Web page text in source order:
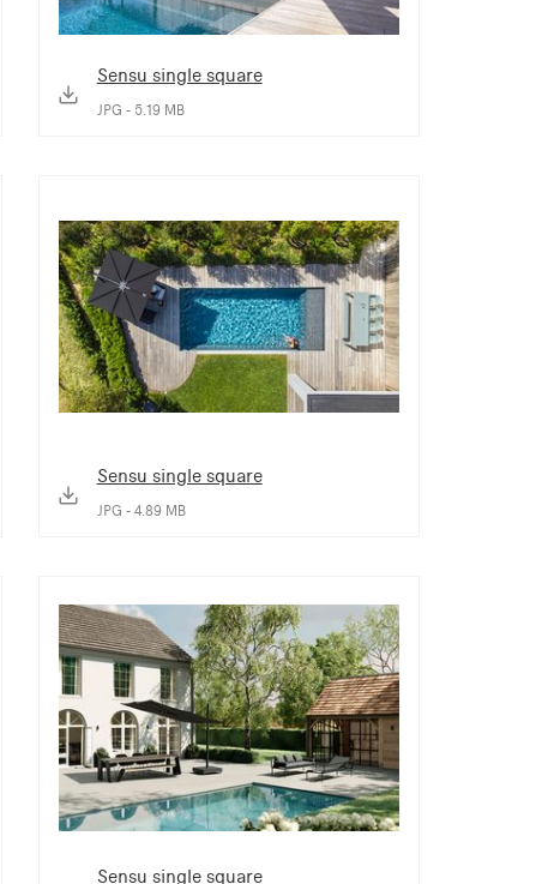
Sensu single square
JPG - 5.19 MB
Sensu single square
JPG - 4.89 MB
Sensu single square